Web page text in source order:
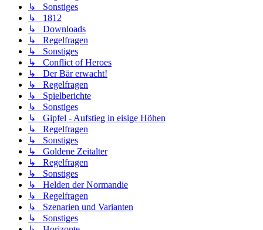
↳ Sonstiges
↳ 1812
↳ Downloads
↳ Regelfragen
↳ Sonstiges
↳ Conflict of Heroes
↳ Der Bär erwacht!
↳ Regelfragen
↳ Spielberichte
↳ Sonstiges
↳ Gipfel - Aufstieg in eisige Höhen
↳ Regelfragen
↳ Sonstiges
↳ Goldene Zeitalter
↳ Regelfragen
↳ Sonstiges
↳ Helden der Normandie
↳ Regelfragen
↳ Szenarien und Varianten
↳ Sonstiges